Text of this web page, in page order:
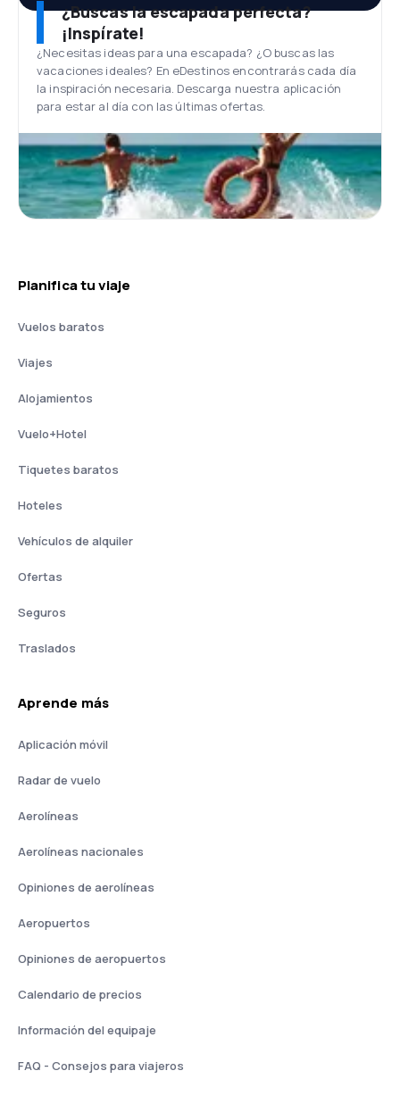
¿Buscas la escapada perfecta?
¡Inspírate!
¿Necesitas ideas para una escapada? ¿O buscas las
vacaciones ideales? En eDestinos encontrarás cada día
la inspiración necesaria. Descarga nuestra aplicación
para estar al día con las últimas ofertas.
Planifica tu viaje
Vuelos baratos
Viajes
Alojamientos
Vuelo+Hotel
Tiquetes baratos
Hoteles
Vehículos de alquiler
Ofertas
Seguros
Traslados
Aprende más
Aplicación móvil
Radar de vuelo
Aerolíneas
Aerolíneas nacionales
Opiniones de aerolíneas
Aeropuertos
Opiniones de aeropuertos
Calendario de precios
Información del equipaje
FAQ - Consejos para viajeros